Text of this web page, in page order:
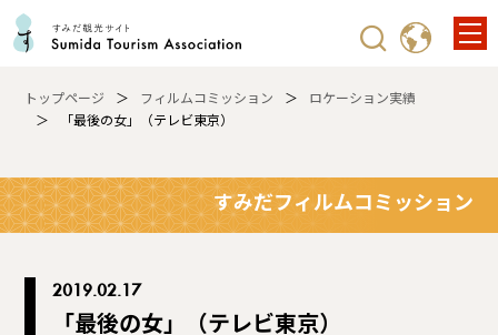
トップページ フィルムコミッション
ロケーション実績
「最後の女」（テレビ東京）
すみだフィルムコミッション
2019.02.17
「最後の女」（テレビ東京）